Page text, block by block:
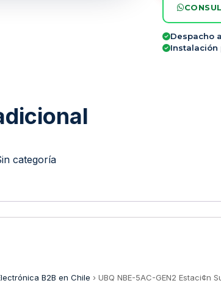
Despacho
Instalación
categoría
B2B en Chile › UBQ NBE-5AC-GEN2 Estaci¢n